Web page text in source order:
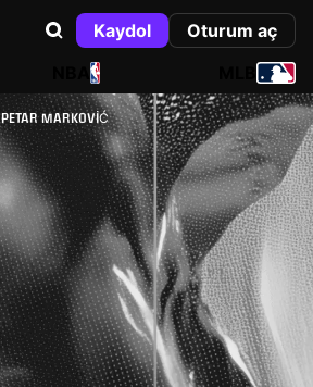
Kaydol
Oturum aç
NBA
PETAR MARKOVIĆ